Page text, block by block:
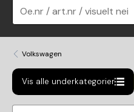
Oe.nr / art.nr / visuelt nei
Volkswagen
Vis alle underkategorier